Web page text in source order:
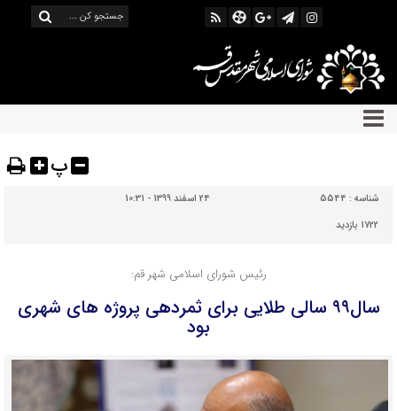
پ
شناسه : 5544
24 اسفند 1399 - 10:31
1722 بازدید
رئیس شورای اسلامی شهر قم:
سال۹۹ سالی طلایی برای ثمردهی پروژه های شهری
بود